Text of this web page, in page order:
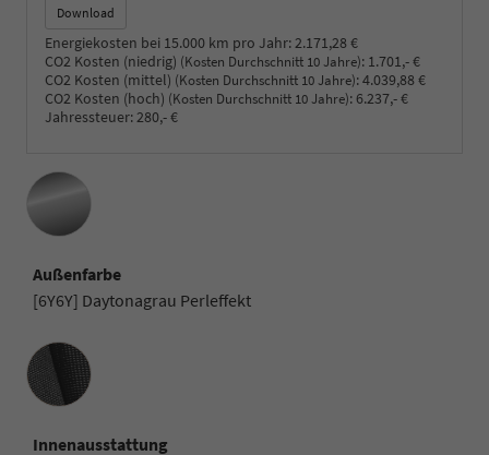
Download
Energiekosten bei 15.000 km pro Jahr: 2.171,28 €
CO2 Kosten (niedrig) (Kosten Durchschnitt 10 Jahre): 1.701,- €
CO2 Kosten (mittel) (Kosten Durchschnitt 10 Jahre):4.039,88 €
CO2 Kosten (hoch) (Kosten Durchschnitt 10 Jahre): 6.237,- €
Jahressteuer: 280,- €
Außenfarbe
[6Y6Y] Daytonagrau Perleffekt
Innenausstattung
Innenausstattung